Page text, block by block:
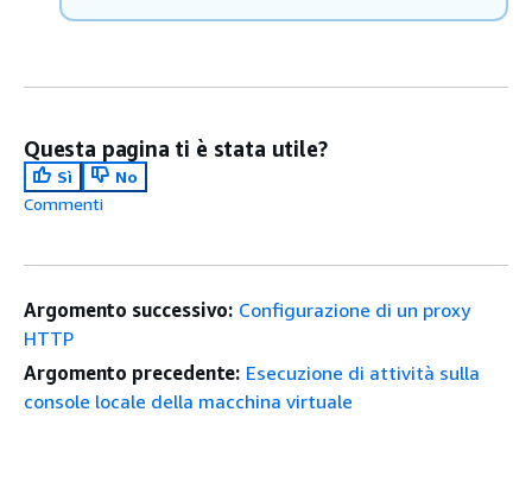
Questa pagina ti è stata utile?
Sì
No
Commenti
Argomento successivo: Configurazione di un proxy
HTTP
Argomento precedente: Esecuzione di attività sulla
console locale della macchina virtuale